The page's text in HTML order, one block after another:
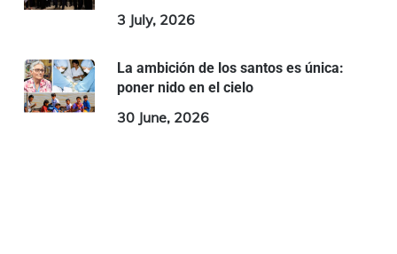
3 July, 2026
La ambición de los santos es única:
poner nido en el cielo
30 June, 2026